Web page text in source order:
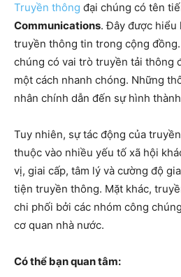
Truyền thông đại chúng có tên
Communications. Đây được hiểu
truyền thông tin trong cộng
chúng có vai trò truyền tải thông
một cách nhanh chóng. Những
nhân chính dẫn đến sự hình
Tuy nhiên, sự tác động của
thuộc vào nhiều yếu tố xã hội
vị, giai cấp, tâm lý và cường độ
tiện truyền thông. Mặt khác,
chi phối bởi các nhóm công
cơ quan nhà nước.
Có thể bạn quan tâm: